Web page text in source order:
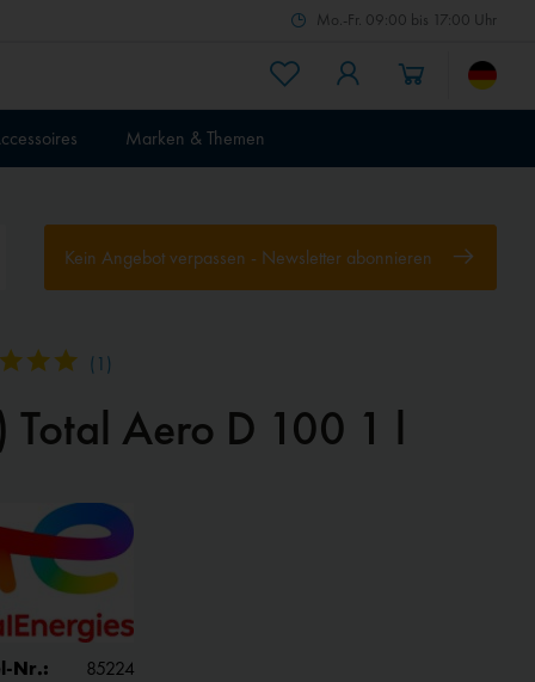
Mo.-Fr. 09:00 bis 17:00 Uhr
Marken & Themen
Kein Angebot verpassen - Newsletter abonnieren
( 1 )
Total Aero D 100 1 l
Nr.:
85224